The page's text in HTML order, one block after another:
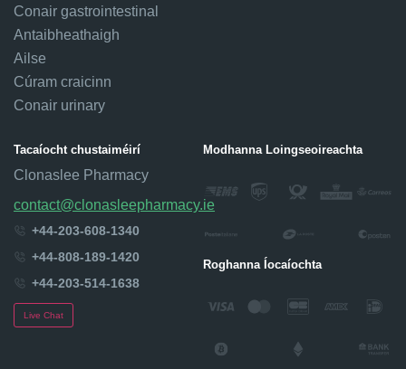
Conair gastrointestinal
Antaibheathaigh
Ailse
Cúram craicinn
Conair urinary
Tacaíocht chustaiméirí
Clonaslee Pharmacy
contact@clonasleepharmacy.ie
+44-203-608-1340
+44-808-189-1420
+44-203-514-1638
Live Chat
Modhanna Loingseoireachta
Roghanna Íocaíochta